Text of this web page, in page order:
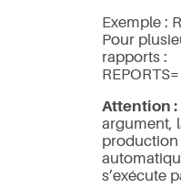
Exemple :
Pour
rapports :
Attention :
argument,
production
s’exécute